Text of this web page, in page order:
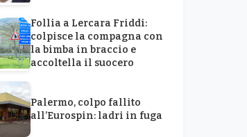
Follia a Lercara Friddi:
colpisce la compagna con
la bimba in braccio e
accoltella il suocero
Palermo, colpo fallito
all’Eurospin: ladri in fuga